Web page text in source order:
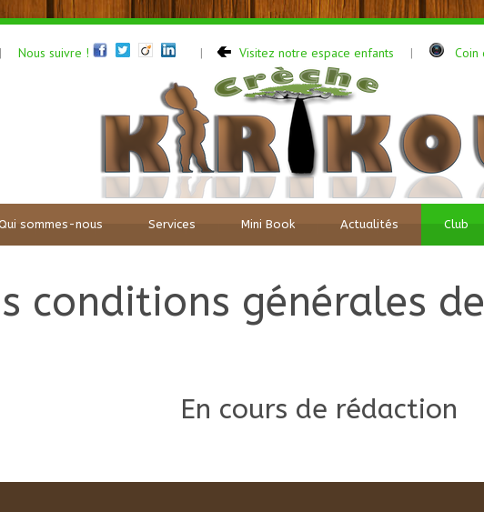
| Nous suivre ! | Visitez notre espace enfants | Coin
sommes-nous Services Mini Book Actualités Club
conditions générales
En cours de rédaction